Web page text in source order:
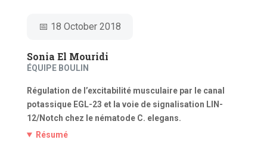
📅 18 October 2018
Sonia El Mouridi
ÉQUIPE BOULIN
Régulation de l’excitabilité musculaire par le canal
potassique EGL-23 et la voie de signalisation LIN-
12/Notch chez le nématode C. elegans.
Résumé